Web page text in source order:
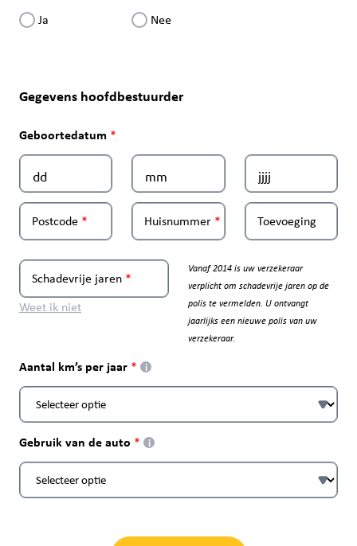
Ja Nee
Gegevens hoofdbestuurder
Geboortedatum
Postcode Huisnummer Toevoeging
Schadevrije jaren
Weet ik niet
Vanaf 2014 is uw verzekeraar
verplicht om schadevrije jaren op de
polis te vermelden. U ontvangt
jaarlijks een nieuwe polis van uw
verzekeraar.
Aantal km’s per jaar i
Gebruik van de auto i